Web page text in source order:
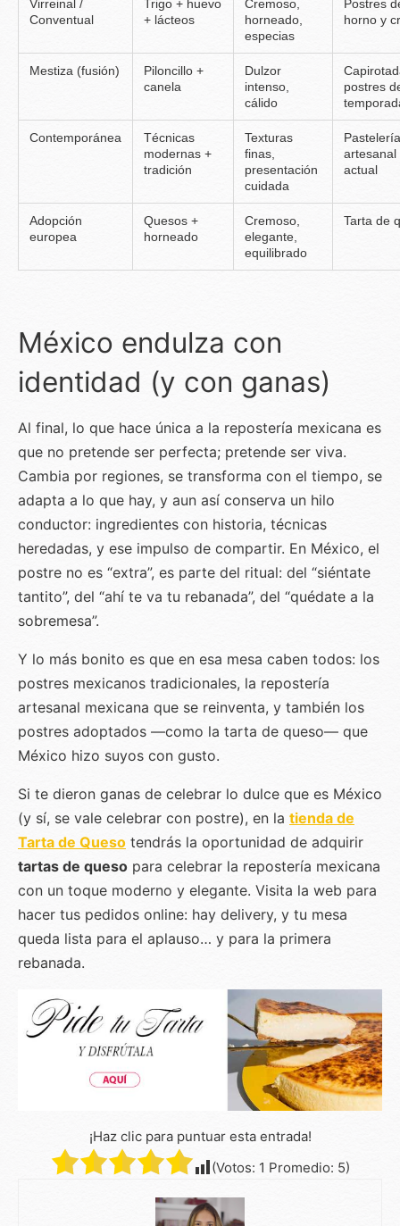
Virreinal /
Conventual
Trigo + huevo
+ lácteos
Cremoso,
horneado,
especias
Postres
horno y
Mestiza (fusión)
Piloncillo +
canela
Dulzor
intenso,
cálido
postres
Contemporánea
Técnicas
modernas +
tradición
Texturas
finas,
presentación
cuidada
Pastelería
artesanal
actual
Adopción
europea
Quesos +
horneado
Cremoso,
elegante,
equilibrado
Tarta de
México endulza con
identidad (y con ganas)
Al final, lo que hace única a la repostería mexicana es
que no pretende ser perfecta; pretende ser viva.
Cambia por regiones, se transforma con el tiempo, se
adapta a lo que hay, y aun así conserva un hilo
conductor: ingredientes con historia, técnicas
heredadas, y ese impulso de compartir. En México, el
postre no es “extra”, es parte del ritual: del “siéntate
tantito”, del “ahí te va tu rebanada”, del “quédate a la
sobremesa”.
Y lo más bonito es que en esa mesa caben todos: los
postres mexicanos tradicionales, la repostería
artesanal mexicana que se reinventa, y también los
postres adoptados —como la tarta de queso— que
México hizo suyos con gusto.
Si te dieron ganas de celebrar lo dulce que es México
(y sí, se vale celebrar con postre), en la tienda de
Tarta de Queso tendrás la oportunidad de adquirir
tartas de queso para celebrar la repostería mexicana
con un toque moderno y elegante. Visita la web para
hacer tus pedidos online: hay delivery, y tu mesa
queda lista para el aplauso… y para la primera
rebanada.
¡Haz clic para puntuar esta entrada!
(Votos: 1 Promedio: 5)